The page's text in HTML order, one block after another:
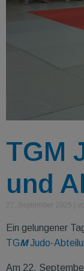
TGM
und
Ein gelungener
TGMJudo-
Am 22.